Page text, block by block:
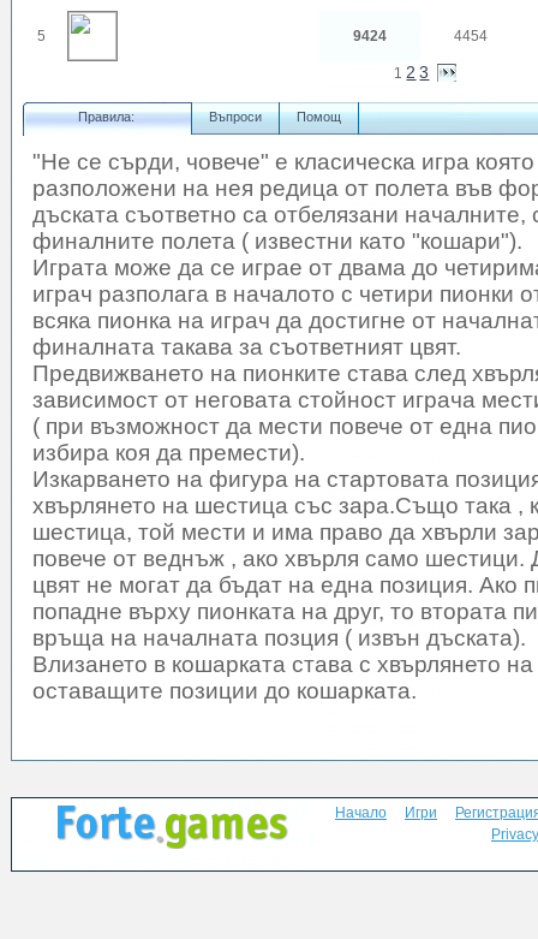
5 9424 4454
12 3
Правила: Въпроси Помощ
"Не се сърди, човече" е класическа игра
разположени на нея редица от полета във
дъската съответно са отбелязани началните,
финалните полета ( известни като "кошари").
Играта може да се играе от двама до
играч разполага в началото с четири пионки
всяка пионка на играч да достигне от
финалната такава за съответният цвят.
Предвижването на пионките става след
зависимост от неговата стойност играча
( при възможност да мести повече от една
избира коя да премести).
Изкарването на фигура на стартовата
хвърлянето на шестица със зара.Също така ,
шестица, той мести и има право да хвърли
повече от веднъж , ако хвърля само шестици.
цвят не могат да бъдат на една позиция. Ако
попадне върху пионката на друг, то втората
връща на началната позция ( извън дъската).
Влизането в кошарката става с хвърлянето
оставащите позиции до кошарката.
Начало Игри